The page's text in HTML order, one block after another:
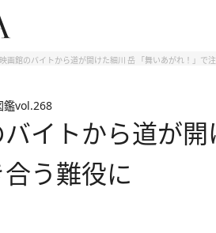
映画館のバイトから道が開けた細川 岳 「舞いあがれ！」で
鑑vol.268
イトから道が
う難役に